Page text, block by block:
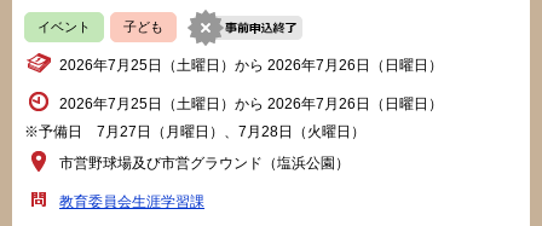
イベント 子ども
2026年7月25日（土曜日）から 2026年7月26日（日曜日）
2026年7月25日（土曜日）から 2026年7月26日（日曜日）
※予備日 7月27日（月曜日）、7月28日（火曜日）
市営野球場及び市営グラウンド（塩浜公園）
教育委員会生涯学習課